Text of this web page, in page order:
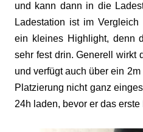
und kann dann in die
Ladestation ist im
ein kleines Highlight, denn
sehr fest drin. Generell wirkt
und verfügt auch über ein
Platzierung nicht ganz
24h laden, bevor er das